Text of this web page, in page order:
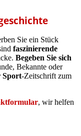
Sie ein Stück
faszinierende
Begeben Sie sich
Bekannte oder
Sport-Zeitschrift zum
, wir helfen